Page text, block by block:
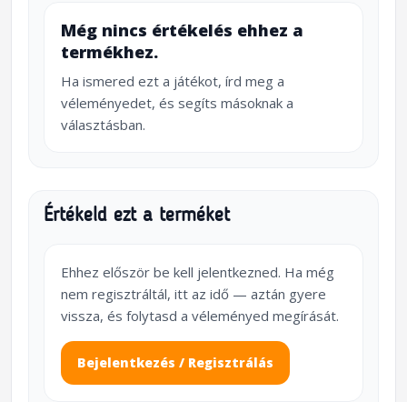
Még nincs értékelés ehhez a
termékhez.
Ha ismered ezt a játékot, írd meg a
véleményedet, és segíts másoknak a
választásban.
Értékeld ezt a terméket
Ehhez először be kell jelentkezned. Ha még
nem regisztráltál, itt az idő — aztán gyere
vissza, és folytasd a véleményed megírását.
Bejelentkezés / Regisztrálás